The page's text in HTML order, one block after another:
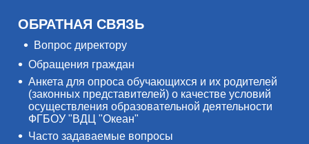
ОБРАТНАЯ СВЯЗЬ
Вопрос директору
Обращения граждан
Анкета для опроса обучающихся и их родителей
(законных представителей) о качестве условий
осуществления образовательной деятельности
ФГБОУ "ВДЦ "Океан"
Часто задаваемые вопросы